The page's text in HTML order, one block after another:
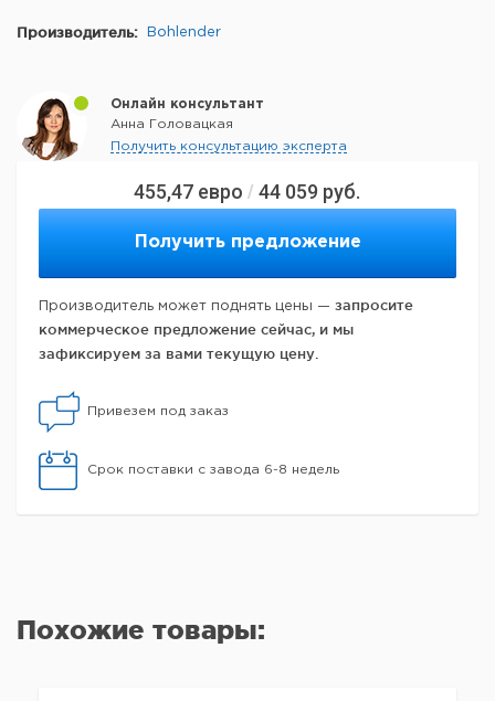
455,47 евро / 44 059 руб.
Получить предложение
Производитель может поднять цены — запросите
коммерческое предложение сейчас, и мы
зафиксируем за вами текущую цену.
Привезем под заказ
Срок поставки с завода 6-8 недель
Производитель: Bohlender
Онлайн консультант
Анна Головацкая
Получить консультацию эксперта
Похожие товары: